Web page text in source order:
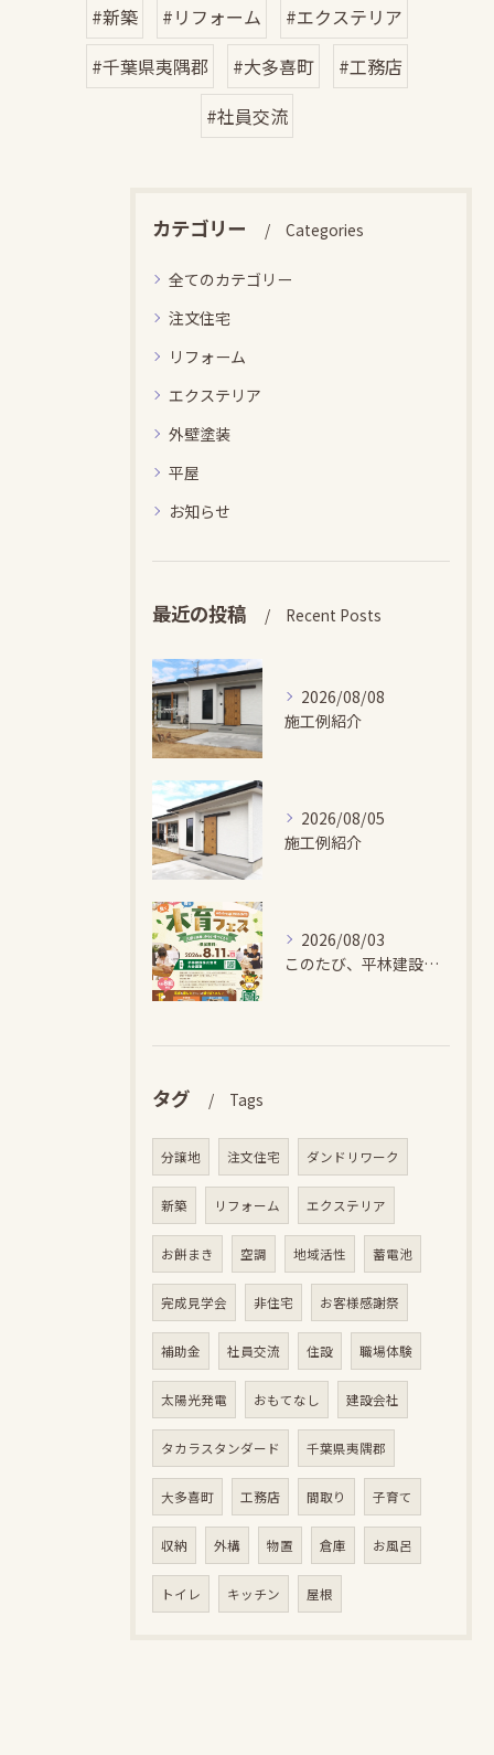
#新築 #リフォーム
#エクステリア
#千葉県夷隅郡
#大多喜町
#工務店
#社員交流
カテゴリー Categories
全てのカテゴリー
注文住宅
リフォーム
エクステリア
外壁塗装
平屋
お知らせ
最近の投稿 Recent Posts
2026/08/08
施工例紹介
2026/08/05
施工例紹介
2026/08/03
このたび、平林建設では、お子さまが木とふれあい・木について学...
タグ Tags
分譲地 注文住宅 ダンドリワーク
新築 リフォーム エクステリア
お餅まき 空調 地域活性 蓄電池
完成見学会 非住宅 お客様感謝祭
補助金 社員交流 住設 職場体験
太陽光発電 おもてなし 建設会社
タカラスタンダード 千葉県夷隅郡
大多喜町 工務店 間取り 子育て
収納 外構 物置 倉庫 お風呂
トイレ キッチン 屋根